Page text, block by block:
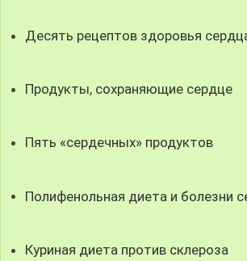
Десять рецептов здоровья
Продукты, сохраняющие сердце
Пять «сердечных» продуктов
Полифенольная диета и болезни
Куриная диета против склероза